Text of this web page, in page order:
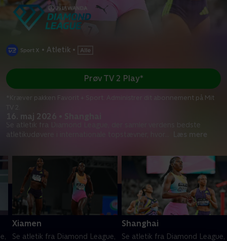
• Atletik •
16. maj 2026 • Shanghai
Se atletik fra Diamond League, der samler verdens bedste
atletikudøvere i internationale topstævner, hvor
Læs mere
Prøv TV 2 Play*
*Kræver pakken Favorit + Sport. Administrer dit abonnement på Mit
Xiamen
Se atletik fra Diamond League,
Shanghai
Se atletik fra Diamond League,